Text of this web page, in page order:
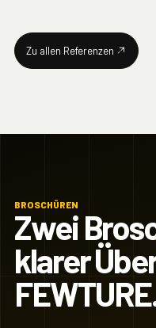
Rheinareal
Zu allen Referenzen
BROSCHÜREN
Zwei
klarer